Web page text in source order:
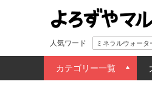
人気ワード ミネラルウォータ
カテゴリー一覧